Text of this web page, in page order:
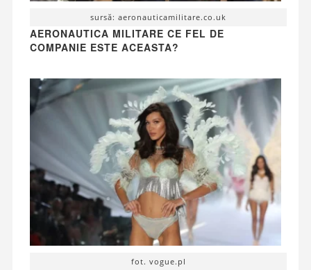
sursă: aeronauticamilitare.co.uk
AERONAUTICA MILITARE CE FEL DE
COMPANIE ESTE ACEASTA?
fot. vogue.pl